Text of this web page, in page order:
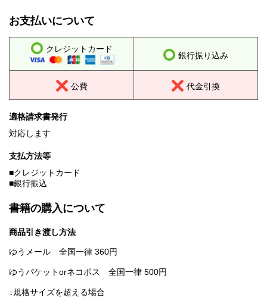
お支払いについて
クレジットカード
銀行振り込み
公費 代金引換
適格請求書発行
対応します
支払方法等
■クレジットカード
■銀行振込
書籍の購入について
商品引き渡し方法
ゆうメール 全国一律 360円
ゆうパケットorネコポス 全国一律 500円
↓規格サイズを超える場合